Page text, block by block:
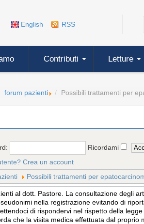
English RSS
Contributi Letture
forum pazienti Possibili trattamenti per
Ricordami
Crea un account
Possibili trattamenti per
al dott. Pastore. La consultazione degli
nella registrazione evitando di
di rispondervi nel rispetto della
che la visita medica effettuata dal